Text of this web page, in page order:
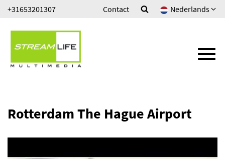
naar
+31653201307 Contact Nederlands
WONINGVIDEO
TV COMMERCIALS
Rotterdam The Hague Airport